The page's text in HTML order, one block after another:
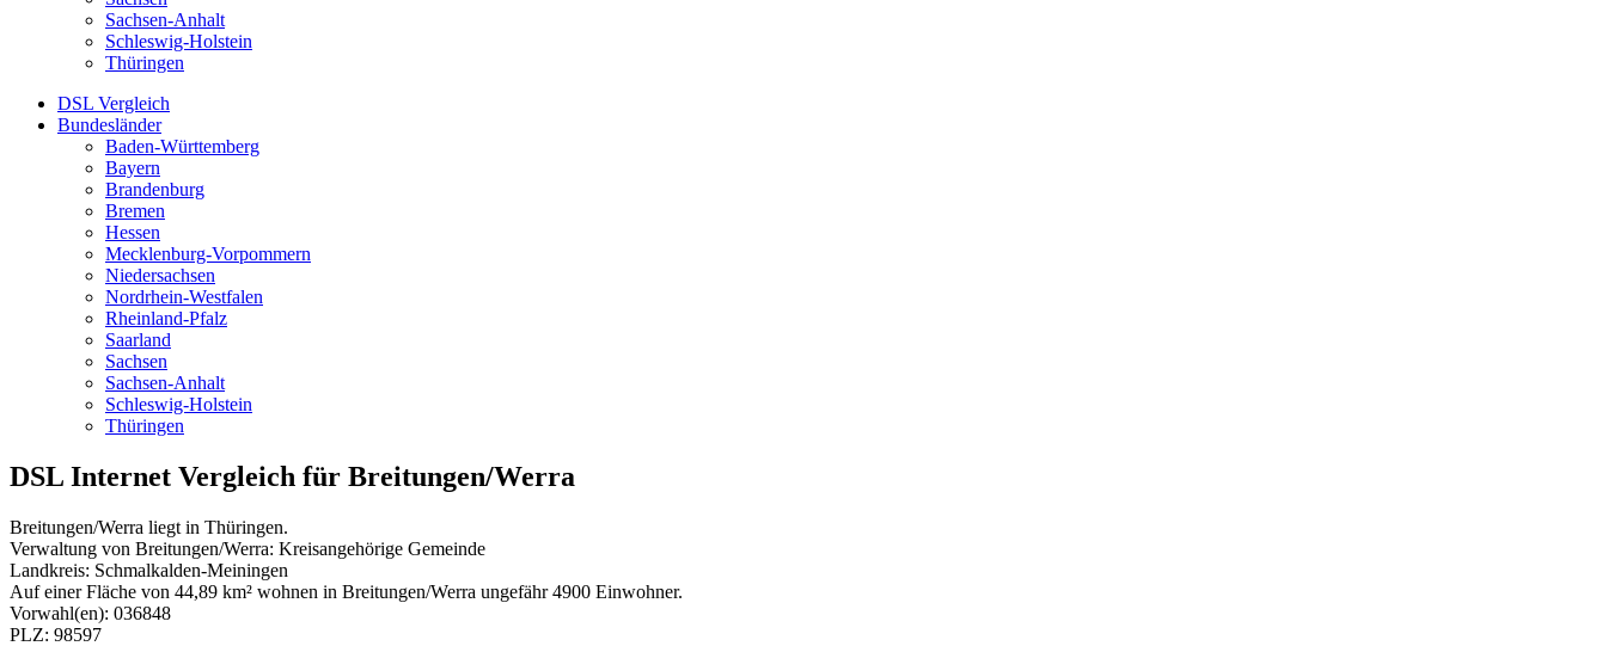
Sachsen-Anhalt
Schleswig-Holstein
Thüringen
DSL Vergleich
Bundesländer
Baden-Württemberg
Bayern
Brandenburg
Bremen
Hessen
Mecklenburg-Vorpommern
Niedersachsen
Nordrhein-Westfalen
Rheinland-Pfalz
Saarland
Sachsen
Sachsen-Anhalt
Schleswig-Holstein
Thüringen
DSL Internet Vergleich für Breitungen/Werra
Breitungen/Werra liegt in Thüringen.
Verwaltung von Breitungen/Werra: Kreisangehörige Gemeinde
Landkreis: Schmalkalden-Meiningen
Auf einer Fläche von 44,89 km² wohnen in Breitungen/Werra ungefähr 4900 Einwohner.
Vorwahl(en): 036848
PLZ: 98597